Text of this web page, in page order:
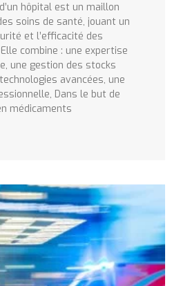
hôpital est un maillon
soins de santé, jouant un
et l’efficacité des
combine : une expertise
une gestion des stocks
avancées, une
Dans le but de
médicaments